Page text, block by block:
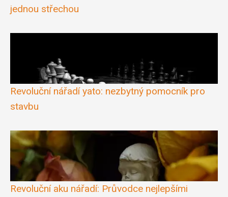
jednou střechou
Revoluční nářadí yato: nezbytný pomocník pro
stavbu
Revoluční aku nářadí: Průvodce nejlepšími